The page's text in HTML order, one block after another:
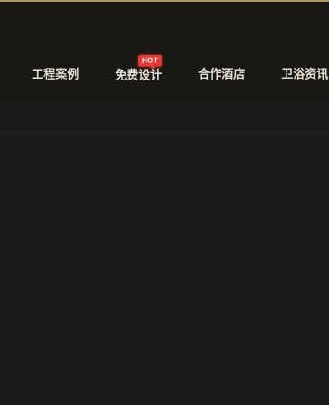
工程案例
HOT
免费设计 合作酒店 卫浴资讯